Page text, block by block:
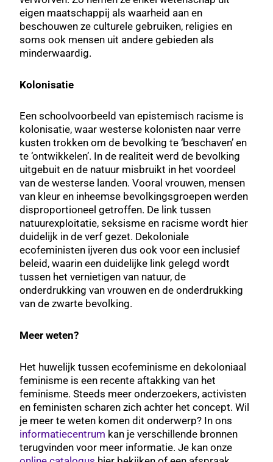
eigen maatschappij als waarheid aan en
beschouwen ze culturele gebruiken, religies en
soms ook mensen uit andere gebieden als
minderwaardig.
Kolonisatie
Een schoolvoorbeeld van epistemisch racisme is
kolonisatie, waar westerse kolonisten naar verre
kusten trokken om de bevolking te ‘beschaven’ en
te ‘ontwikkelen’. In de realiteit werd de bevolking
uitgebuit en de natuur misbruikt in het voordeel
van de westerse landen. Vooral vrouwen, mensen
van kleur en inheemse bevolkingsgroepen werden
disproportioneel getroffen. De link tussen
natuurexploitatie, seksisme en racisme wordt hier
duidelijk in de verf gezet. Dekoloniale
ecofeministen ijveren dus ook voor een inclusief
beleid, waarin een duidelijke link gelegd wordt
tussen het vernietigen van natuur, de
onderdrukking van vrouwen en de onderdrukking
van de zwarte bevolking.
Meer weten?
Het huwelijk tussen ecofeminisme en dekoloniaal
feminisme is een recente aftakking van het
feminisme. Steeds meer onderzoekers, activisten
en feministen scharen zich achter het concept. Wil
je meer te weten komen dit onderwerp? In ons
informatiecentrum kan je verschillende bronnen
terugvinden voor meer informatie. Je kan onze